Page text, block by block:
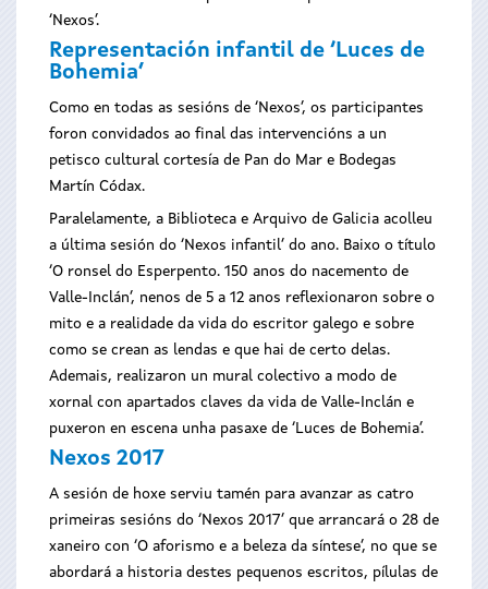
‘Nexos’.
Representación infantil de ‘Luces de
Bohemia’
Como en todas as sesións de ‘Nexos’, os participantes
foron convidados ao final das intervencións a un
petisco cultural cortesía de Pan do Mar e Bodegas
Martín Códax.
Paralelamente, a Biblioteca e Arquivo de Galicia acolleu
a última sesión do ‘Nexos infantil’ do ano. Baixo o título
‘O ronsel do Esperpento. 150 anos do nacemento de
Valle-Inclán’, nenos de 5 a 12 anos reflexionaron sobre o
mito e a realidade da vida do escritor galego e sobre
como se crean as lendas e que hai de certo delas.
Ademais, realizaron un mural colectivo a modo de
xornal con apartados claves da vida de Valle-Inclán e
puxeron en escena unha pasaxe de ‘Luces de Bohemia’.
Nexos 2017
A sesión de hoxe serviu tamén para avanzar as catro
primeiras sesións do ‘Nexos 2017’ que arrancará o 28 de
xaneiro con ‘O aforismo e a beleza da síntese’, no que se
abordará a historia destes pequenos escritos, pílulas de